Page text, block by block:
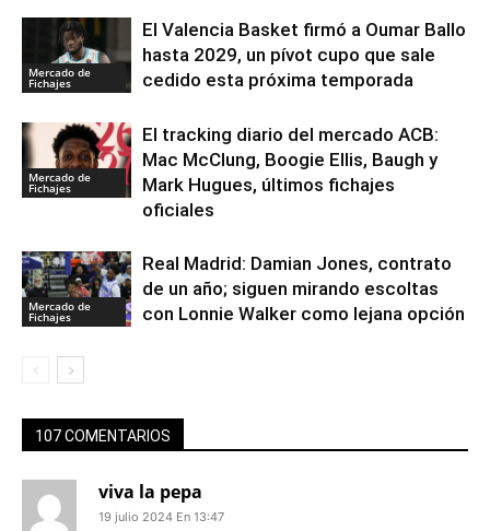
Mercado de
Fichajes
El Valencia Basket firmó a Oumar Ballo
hasta 2029, un pívot cupo que sale
cedido esta próxima temporada
Mercado de
Fichajes
El tracking diario del mercado ACB:
Mac McClung, Boogie Ellis, Baugh y
Mark Hugues, últimos fichajes
oficiales
Mercado de
Fichajes
Real Madrid: Damian Jones, contrato
de un año; siguen mirando escoltas
con Lonnie Walker como lejana opción
107 COMENTARIOS
viva la pepa
19 julio 2024 En 13:47